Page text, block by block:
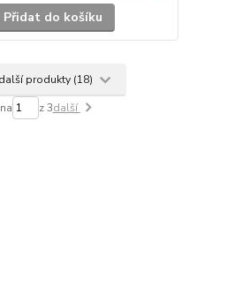
Přidat do košíku
produkty (18)
z 3další